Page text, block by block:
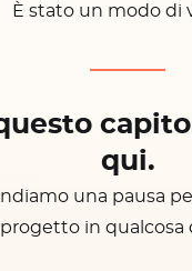
È stato un modo di
qui.
una pausa
in qualcosa